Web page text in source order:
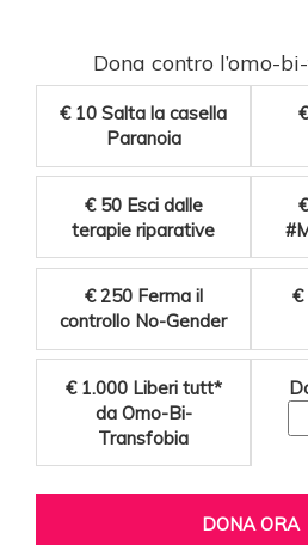
Dona contro l’omo-
€ 10 Salta la casella
Paranoia
€ 50 Esci dalle
terapie riparative
€ 250 Ferma il
controllo No-Gender
€
€ 1.000 Liberi tutt*
da Omo-Bi-
Transfobia
DONA ORA